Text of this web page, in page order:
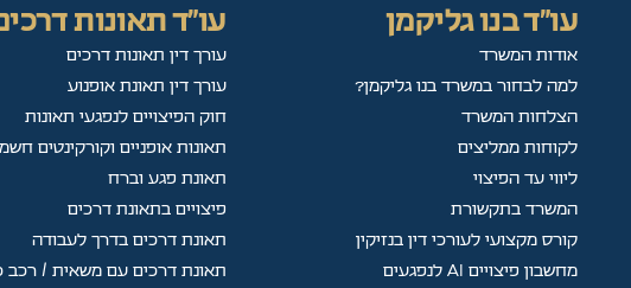
עו"ד בנו גליקמן
אודות המשרד
למה לבחור במשרד בנו גליקמן?
הצלחות המשרד
לקוחות ממליצים
ליווי עד הפיצוי
המשרד בתקשורת
קורס מקצועי לעורכי דין בנזיקין
מחשבון פיצויים AI לנפגעים
עו"ד תאונות
עורך דין תאונות דרכים
עורך דין תאונת אופנוע
חוק הפיצויים לנפגעי תאונות
תאונות אופניים וקורקינטים
תאונת פגע וברח
פיצויים בתאונת דרכים
תאונת דרכים בדרך לעבודה
תאונת דרכים עם משאית / רכב